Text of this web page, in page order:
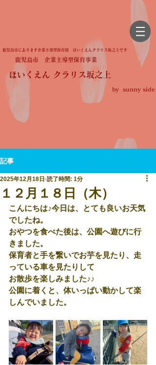
鹿児島市にあります企業主導型保育園 ほいくえんクラリス坂之上です
鹿児島市 企業主導型保育事業
ほいくえん クラリス坂之上
by sunny side
記事
１２月１８日（木）
2025年12月18日 読了時間: 1分
こんにちは♪今日は、とても良いお天気
でしたね。
おやつを食べた後は、公園へ遊びに行
きました。
保育者と手を繋いでお芋を見たり、走
っている車を見たりして
お散歩を楽しみました♪♪
公園に着くと、体いっぱい動かして楽
しんでいました。